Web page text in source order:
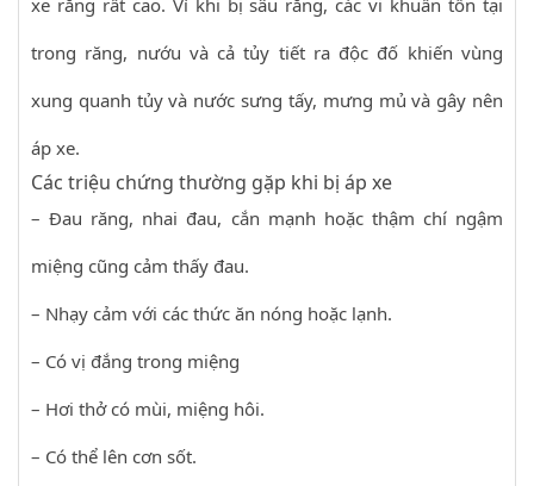
xe răng rất cao. Vì khi bị sâu răng, các vi khuẩn tồn tại
trong răng, nướu và cả tủy tiết ra độc đố khiến vùng
xung quanh tủy và nước sưng tấy, mưng mủ và gây nên
áp xe.
Các triệu chứng thường gặp khi bị áp xe
– Đau răng, nhai đau, cắn mạnh hoặc thậm chí ngậm
miệng cũng cảm thấy đau.
– Nhạy cảm với các thức ăn nóng hoặc lạnh.
– Có vị đắng trong miệng
– Hơi thở có mùi, miệng hôi.
– Có thể lên cơn sốt.